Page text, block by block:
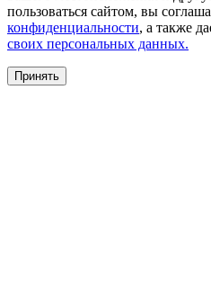
пользоваться сайтом, вы
конфиденциальности, а также
своих персональных данных.
Принять